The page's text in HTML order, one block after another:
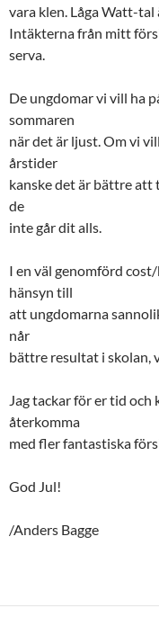
vara klen. Låga Watt-tal
Intäkterna från mitt
serva.
De ungdomar vi vill ha
sommaren
när det är ljust. Om vi
årstider
kanske det är bättre att
de
inte går dit alls.
I en väl genomförd
hänsyn till
att ungdomarna
når
bättre resultat i skolan,
Jag tackar för er tid
återkomma
med fler fantastiska
God Jul!
/Anders Bagge